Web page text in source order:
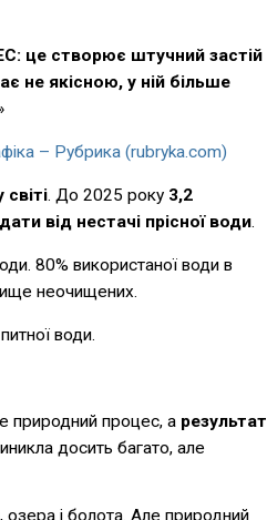
це створює штучний застій
не якісною, у ній більше
– Рубрика (rubryka.com)
. До 2025 року 3,2
від нестачі прісної води.
80% використаної води в
неочищених.
води.
природний процес, а результат
досить багато, але
озера і болота. Але природний